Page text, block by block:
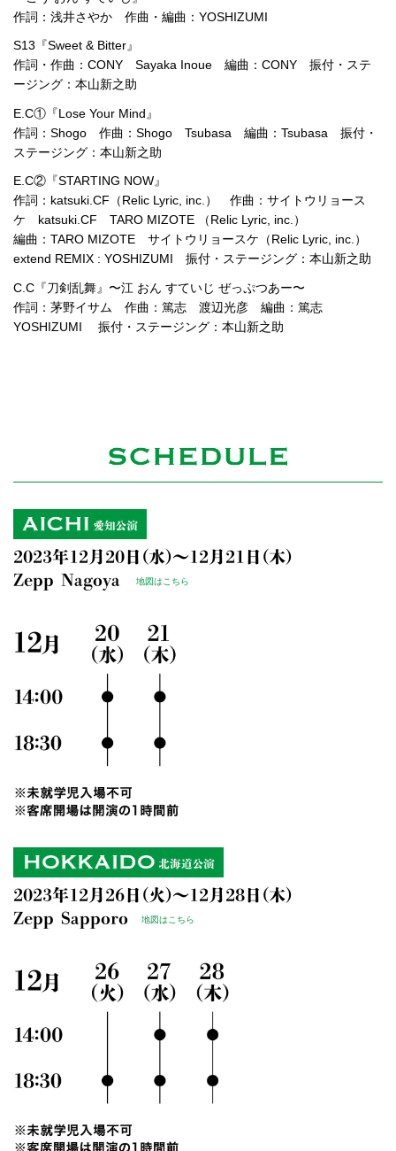
作詞：浅井さやか 作曲・編曲：YOSHIZUMI
S13『Sweet & Bitter』
作詞・作曲：CONY Sayaka Inoue 編曲：CONY 振付・ステ
ージング：本山新之助
E.C①『Lose Your Mind』
作詞：Shogo 作曲：Shogo Tsubasa 編曲：Tsubasa 振付・
ステージング：本山新之助
E.C②『STARTING NOW』
作詞：katsuki.CF（Relic Lyric, inc.） 作曲：サイトウリョース
ケ katsuki.CF TARO MIZOTE （Relic Lyric, inc.）
編曲：TARO MIZOTE サイトウリョースケ（Relic Lyric, inc.）
extend REMIX : YOSHIZUMI 振付・ステージング：本山新之助
C.C『刀剣乱舞』〜江 おん すていじ ぜっぷつあー〜
作詞：茅野イサム 作曲：篤志 渡辺光彦 編曲：篤志
YOSHIZUMI 振付・ステージング：本山新之助
2023年12月20日(水)～12月21日(木)
Zepp Nagoya
地図はこちら
2023年12月26日(火)～12月28日(木)
Zepp Sapporo
地図はこちら